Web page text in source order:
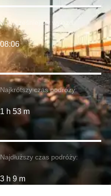
Najkrótszy czas podróży:
1 h 53 m
Najwcześniejszy wyjazd:
08:06
Najdłuższy czas podróży:
3 h 9 m